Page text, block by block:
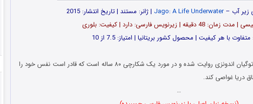
زیر آب –Jago: A Life Underwater | ژانر: مستند | تاریخ انتشار: 2015
دقیقه | زیرنویس فارسی: دارد | کیفیت: بلوری
با هر کیفیت | محصول کشور بریتانیا | امتیاز: 7.5 از 10
این مستند دیدنی در جزایر زیبای توگیان اندونزی روایت شده و در مورد یک شکارچی ۸۰ ساله است که قادر است نفس خود را
دریا غواصی کند.
…